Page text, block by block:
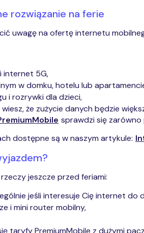
rozwiązanie na ferie
uwagę na ofertę internetu
internet 5G,
w domku, hotelu lub
i rozrywki dla dzieci,
że zużycie danych będzie
sprawdzi się zarówno
dostępne są w naszym artykule:
jeszcze przed feriami:
jeśli interesuje Cię internet do
i mini router mobilny,
taryfy PremiumMobile z dużymi